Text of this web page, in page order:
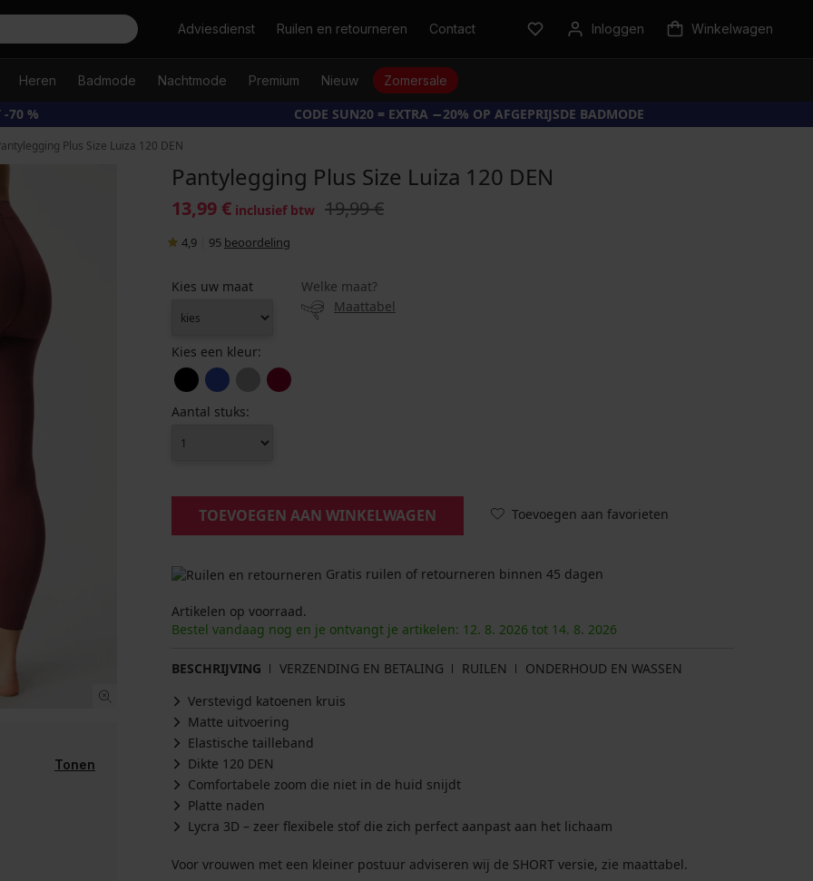
ZoekenAdviesdienst Ruilen en retourneren Contact Inloggen Winkelwagen
Heren Badmode Nachtmode Premium Nieuw Zomersale
-70 % CODE SUN20 = EXTRA −20% OP AFGEPRIJSDE BADMODE
Plus Size Luiza 120 DEN
Tonen
Pantylegging Plus Size Luiza 120 DEN
13,99 € inclusief btw 19,99 €
4,9 95 beoordeling
Kies uw maat
Welke maat?
Maattabel
Kies een kleur:
Aantal stuks:
TOEVOEGEN AAN WINKELWAGEN Toevoegen aan favorieten
Gratis ruilen of retourneren binnen 45 dagen
Artikelen op voorraad.
Bestel vandaag nog en je ontvangt je artikelen: 12. 8. 2026 tot 14. 8. 2026
BESCHRIJVING VERZENDING EN BETALING RUILEN
ONDERHOUD EN WASSEN
Verstevigd katoenen kruis
Matte uitvoering
Elastische tailleband
Dikte 120 DEN
Comfortabele zoom die niet in de huid snijdt
Platte naden
Lycra 3D – zeer flexibele stof die zich perfect aanpast aan het lichaam
Voor vrouwen met een kleiner postuur adviseren wij de SHORT versie, zie maattabel.